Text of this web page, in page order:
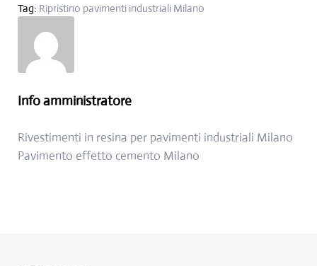
Tag: Ripristino pavimenti industriali Milano
Infoamministratore
Post precedente:
Rivestimenti in resina per pavimenti industriali Milano
Post successivo:
Pavimento effetto cemento Milano